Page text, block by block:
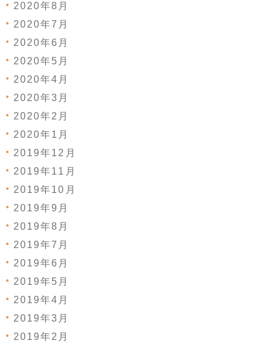
2020年8月
2020年7月
2020年6月
2020年5月
2020年4月
2020年3月
2020年2月
2020年1月
2019年12月
2019年11月
2019年10月
2019年9月
2019年8月
2019年7月
2019年6月
2019年5月
2019年4月
2019年3月
2019年2月